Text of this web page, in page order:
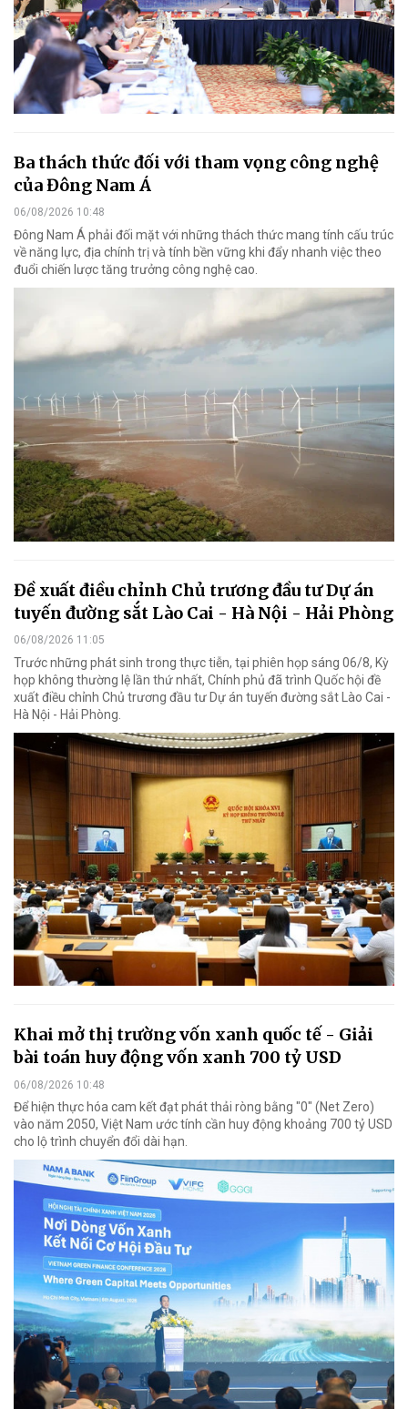
Ba thách thức đối với tham vọng công nghệ
của Đông Nam Á
06/08/2026 10:48
Đông Nam Á phải đối mặt với những thách thức mang tính cấu trúc
về năng lực, địa chính trị và tính bền vững khi đẩy nhanh việc theo
đuổi chiến lược tăng trưởng công nghệ cao.
Đề xuất điều chỉnh Chủ trương đầu tư Dự án
tuyến đường sắt Lào Cai - Hà Nội - Hải Phòng
06/08/2026 11:05
Trước những phát sinh trong thực tiễn, tại phiên họp sáng 06/8, Kỳ
họp không thường lệ lần thứ nhất, Chính phủ đã trình Quốc hội đề
xuất điều chỉnh Chủ trương đầu tư Dự án tuyến đường sắt Lào Cai -
Hà Nội - Hải Phòng.
Khai mở thị trường vốn xanh quốc tế - Giải
bài toán huy động vốn xanh 700 tỷ USD
06/08/2026 10:48
Để hiện thực hóa cam kết đạt phát thải ròng bằng "0" (Net Zero)
vào năm 2050, Việt Nam ước tính cần huy động khoảng 700 tỷ USD
cho lộ trình chuyển đổi dài hạn.